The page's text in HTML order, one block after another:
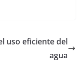
uso eficiente del
agua